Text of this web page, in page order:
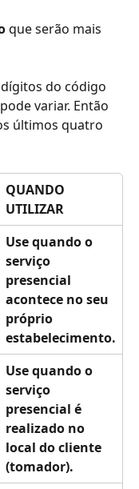
que serão mais
do código
variar. Então
últimos quatro
QUANDO
UTILIZAR
Use quando o
serviço
presencial
acontece no seu
próprio
estabelecimento.
Use quando o
serviço
presencial é
realizado no
local do cliente
(tomador).